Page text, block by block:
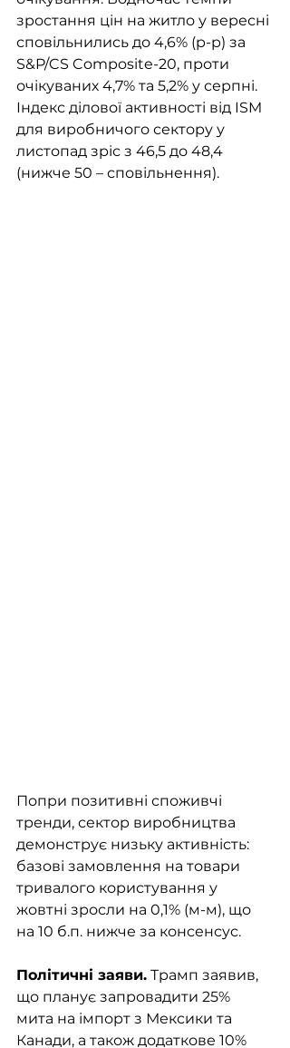
зростання цін на житло у вересні
сповільнились до 4,6% (р-р) за
S&P/CS Composite-20, проти
очікуваних 4,7% та 5,2% у серпні.
Індекс ділової активності від ISM
для виробничого сектору у
листопад зріс з 46,5 до 48,4
(нижче 50 – сповільнення).
Попри позитивні споживчі
тренди, сектор виробництва
демонструє низьку активність:
базові замовлення на товари
тривалого користування у
жовтні зросли на 0,1% (м-м), що
на 10 б.п. нижче за консенсус.
Політичні заяви. Трамп заявив,
що планує запровадити 25%
мита на імпорт з Мексики та
Канади, а також додаткове 10%